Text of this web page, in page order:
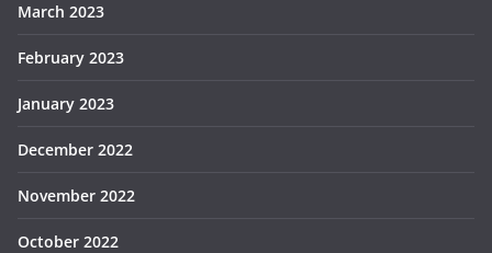
March 2023
February 2023
January 2023
December 2022
November 2022
October 2022